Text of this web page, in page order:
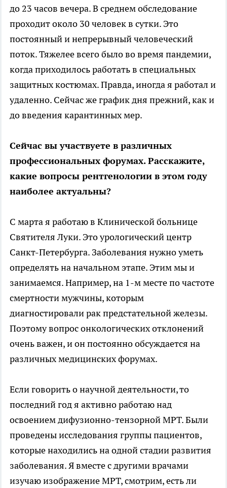
до 23 часов вечера. В среднем обследование
проходит около 30 человек в сутки. Это
постоянный и непрерывный человеческий
поток. Тяжелее всего было во время пандемии,
когда приходилось работать в специальных
защитных костюмах. Правда, иногда я работал и
удаленно. Сейчас же график дня прежний, как и
до введения карантинных мер.
Сейчас вы участвуете в различных
профессиональных форумах. Расскажите,
какие вопросы рентгенологии в этом году
наиболее актуальны?
С марта я работаю в Клинической больнице
Святителя Луки. Это урологический центр
Санкт-Петербурга. Заболевания нужно уметь
определять на начальном этапе. Этим мы и
занимаемся. Например, на 1-м месте по частоте
смертности мужчины, которым
диагностировали рак предстательной железы.
Поэтому вопрос онкологических отклонений
очень важен, и он постоянно обсуждается на
различных медицинских форумах.
Если говорить о научной деятельности, то
последний год я активно работаю над
освоением дифузионно-тензорной МРТ. Были
проведены исследования группы пациентов,
которые находились на одной стадии развития
заболевания. Я вместе с другими врачами
изучаю изображение МРТ, смотрим, есть ли